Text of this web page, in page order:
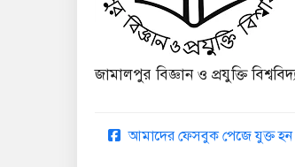
জামালপুর বিজ্ঞান ও প্রযুক্তি
আমাদের ফেসবুক পেজে যুক্ত